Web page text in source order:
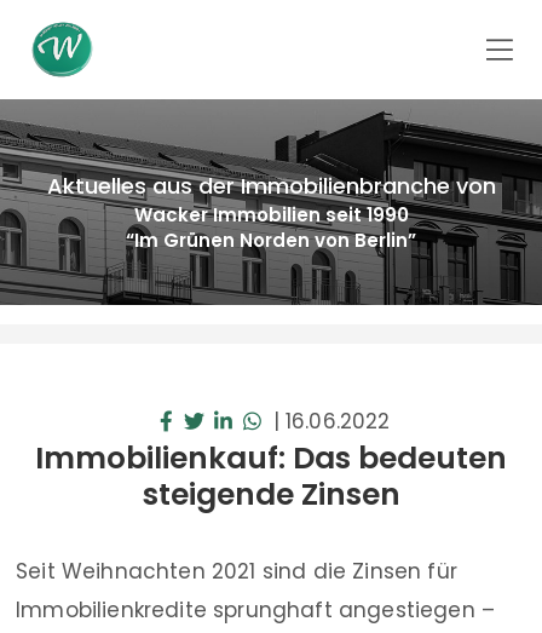
Aktuelles aus der Immobilienbranche von
Wacker Immobilien seit 1990
“Im Grünen Norden von Berlin”
| 16.06.2022
Immobilienkauf: Das bedeuten
steigende Zinsen
Seit Weihnachten 2021 sind die Zinsen für
Immobilienkredite sprunghaft angestiegen –